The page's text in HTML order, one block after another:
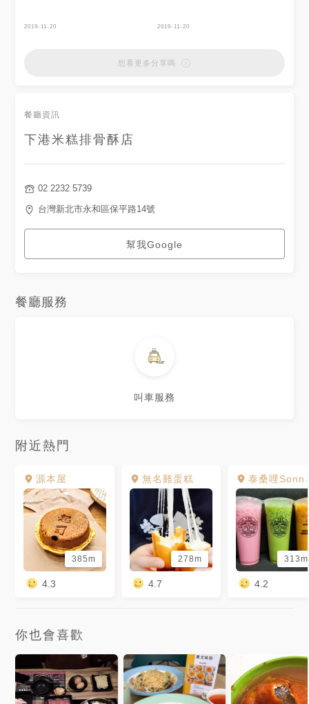
2019-11-20 2019-11-20
想看更多分享嗎
餐廳資訊
下港米糕排骨酥店
02 2232 5739
台灣新北市永和區保平路14號
幫我Google
餐廳服務
叫車服務
附近熱門
源本屋
385m
4.3
無名雞蛋糕
278m
4.7
泰桑哩SonnyChaThai
313m
4.2
你也會喜歡